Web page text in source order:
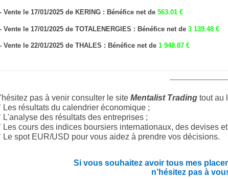
Vente le 17/01/2025 de KERING : Bénéfice net de 563.01 €
Vente le 17/01/2025 de TOTALENERGIES : Bénéfice net de 3 139.48 €
Vente le 22/01/2025 de THALES : Bénéfice net de 1 948.87 €
pas à venir consulter le site Mentalist Trading tout au
Les résultats du calendrier économique ;
L'analyse des résultats des entreprises ;
Les cours des indices boursiers internationaux, des devises
Le spot EUR/USD pour vous aidez à prendre vos décisions.
Si vous souhaitez avoir tous mes
n’hésitez pas à